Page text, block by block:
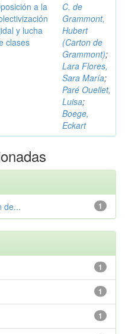
a la
y lucha
clases
C. de
Grammont,
Hubert
(Carton de
Grammont);
Lara Flores,
Sara María;
Paré Ouellet,
Luisa;
Boege,
Eckart
1
de...
1
1
1